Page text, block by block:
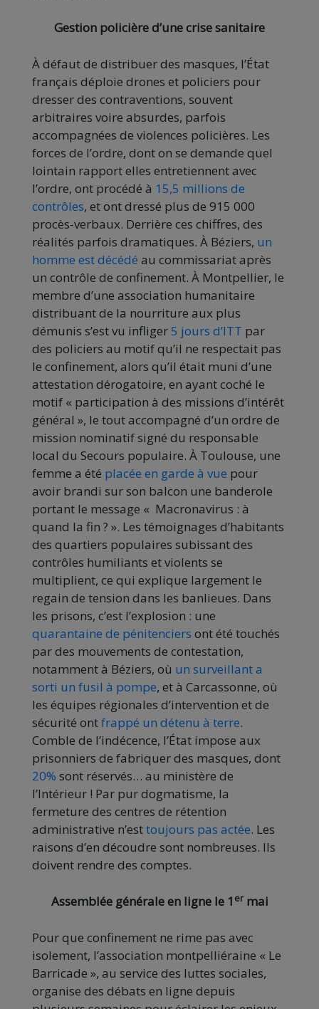
Gestion policière d’une crise sanitaire
À défaut de distribuer des masques, l’État
français déploie drones et policiers pour
dresser des contraventions, souvent
arbitraires voire absurdes, parfois
accompagnées de violences policières. Les
forces de l’ordre, dont on se demande quel
lointain rapport elles entretiennent avec
l’ordre, ont procédé à 15,5 millions de
contrôles, et ont dressé plus de 915 000
procès-verbaux. Derrière ces chiffres, des
réalités parfois dramatiques. À Béziers, un
homme est décédé au commissariat après
un contrôle de confinement. À Montpellier, le
membre d’une association humanitaire
distribuant de la nourriture aux plus
démunis s’est vu infliger5 jours d’ITT par
des policiers au motif qu’il ne respectait pas
le confinement, alors qu’il était muni d’une
attestation dérogatoire, en ayant coché le
motif « participation à des missions d’intérêt
général », le tout accompagné d’un ordre de
mission nominatif signé du responsable
local du Secours populaire. À Toulouse, une
femme a été placée en garde à vue pour
avoir brandi sur son balcon une banderole
portant le message « Macronavirus : à
quand la fin ? ». Les témoignages d’habitants
des quartiers populaires subissant des
contrôles humiliants et violents se
multiplient, ce qui explique largement le
regain de tension dans les banlieues. Dans
les prisons, c’est l’explosion : une
quarantaine de pénitenciers ont été touchés
par des mouvements de contestation,
notamment à Béziers, où un surveillant a
sorti un fusil à pompe, et à Carcassonne, où
les équipes régionales d’intervention et de
sécurité ontfrappé un détenu à terre.
Comble de l’indécence, l’État impose aux
prisonniers de fabriquer des masques, dont
20% sont réservés… au ministère de
l’Intérieur ! Par pur dogmatisme, la
fermeture des centres de rétention
administrative n’esttoujours pas actée. Les
raisons d’en découdre sont nombreuses. Ils
doivent rendre des comptes.
Assemblée générale en ligne le 1 ermai
Pour que confinement ne rime pas avec
isolement, l’association montpelliéraine « Le
Barricade », au service des luttes sociales,
organise des débats en ligne depuis